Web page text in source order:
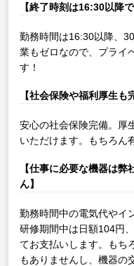
【終了時刻は16:30以降
勤務時間は16:30以降、
業もゼロなので、プライ
す！
【社会保険や福利厚生も
安心の社会保険完備。厚
いただけます。もちろん
【仕事に必要な機器は
ん】
勤務時間中の電気代やイ
研修期間中は日額104円
てお支払いします。もち
もありませんし、機器の